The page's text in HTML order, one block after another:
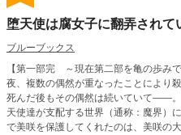
堕天使は腐女子に翻弄されて
ブルーブックス
【第一部完 ～現在第二部を亀の歩み
夜、複数の偶然が重なったことにより殺さ
死んだ後もその偶然は続いていて――。 美咲の魂は強制的に地獄へ、それも堕
天使達が支配する世界（通称：魔界）に連れ
で美咲を保護してくれたのは、美咲の